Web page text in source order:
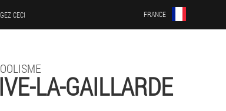
CECI FRANCE
LA-GAILLARDE